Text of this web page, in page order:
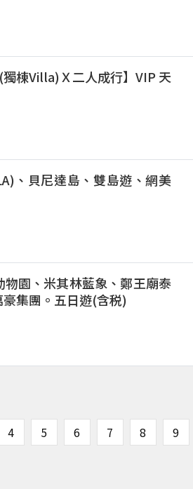
獨棟Villa)Ｘ二人成行】VIP 天
、貝尼達島、雙島遊、網美
園、米其林藍象、鄭王廟泰
集團。五日遊(含税)
4 5 6 7 8 9